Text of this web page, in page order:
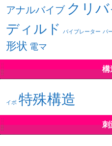
アナルバイブ クリ
ディルド バイブレーター パ
形状 電マ
構
イボ 特殊構造
刺